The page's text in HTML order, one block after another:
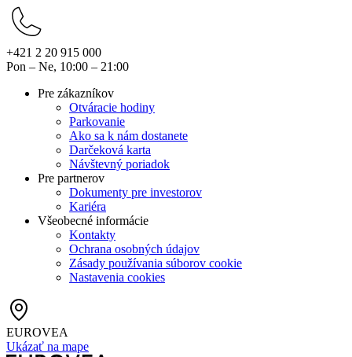
+421 2 20 915 000
Pon – Ne, 10:00 – 21:00
Pre zákazníkov
Otváracie hodiny
Parkovanie
Ako sa k nám dostanete
Darčeková karta
Návštevný poriadok
Pre partnerov
Dokumenty pre investorov
Kariéra
Všeobecné informácie
Kontakty
Ochrana osobných údajov
Zásady používania súborov cookie
Nastavenia cookies
EUROVEA
Ukázať na mape